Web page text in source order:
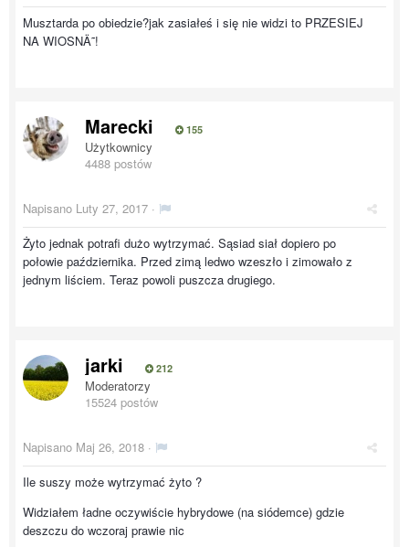
Musztarda po obiedzie?jak zasiałeś i się nie widzi to PRZESIEJ
NA WIOSNÄ˜!
Marecki 155
Użytkownicy
4488 postów
Napisano Luty 27, 2017 ·
Żyto jednak potrafi dużo wytrzymać. Sąsiad siał dopiero po
połowie października. Przed zimą ledwo wzeszło i zimowało z
jednym liściem. Teraz powoli puszcza drugiego.
jarki 212
Moderatorzy
15524 postów
Napisano Maj 26, 2018 ·
Ile suszy może wytrzymać żyto ?
Widziałem ładne oczywiście hybrydowe (na siódemce) gdzie
deszczu do wczoraj prawie nic